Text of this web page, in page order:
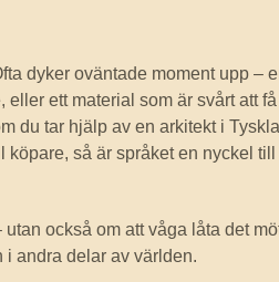
dyker oväntade moment upp –
ett material som är svårt att
du tar hjälp av en arkitekt i
så är språket en nyckel till
också om att våga låta det
i andra delar av världen.